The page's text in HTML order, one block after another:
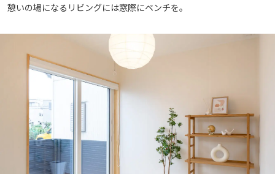
憩いの場になるリビングには窓際にベンチを。